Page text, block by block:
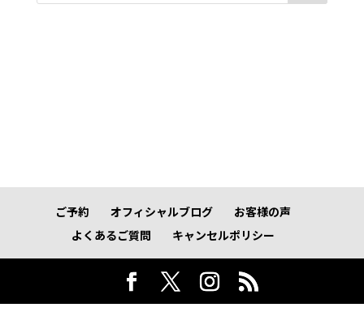
ご予約 オフィシャルブログ
お客様の声
よくあるご質問
キャンセルポリシー